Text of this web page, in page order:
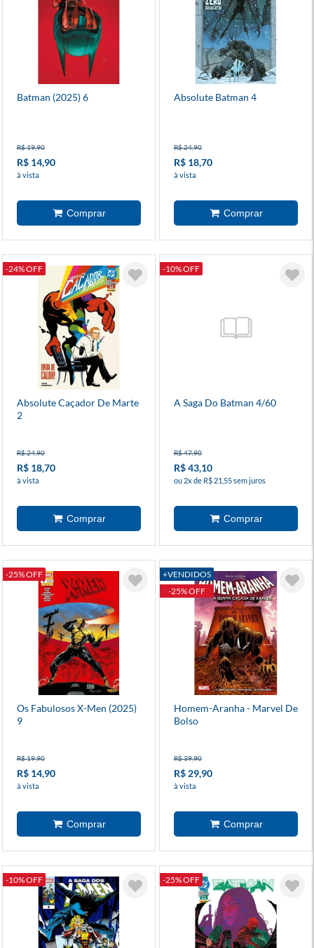
Batman (2025) 6
R$ 19,90
R$ 14,90
à vista
Absolute Batman 4
R$ 24,90
R$ 18,70
à vista
-24% OFF
Absolute Caçador De Marte
2
R$ 24,90
R$ 18,70
à vista
-10% OFF
A Saga Do Batman 4/60
R$ 47,90
R$ 43,10
ou 2x de R$ 21,55 sem juros
-25% OFF
Os Fabulosos X-Men (2025)
9
R$ 19,90
R$ 14,90
à vista
+VENDIDOS
-25% OFF
Homem-Aranha - Marvel De
Bolso
R$ 39,90
R$ 29,90
à vista
-10% OFF -25% OFF